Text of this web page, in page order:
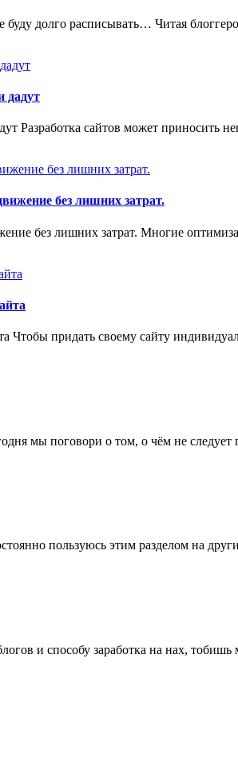
буду долго расписывать… Читая
дадут
Разработка сайтов может
без лишних затрат.
без лишних затрат. Многие
Чтобы придать своему сайту
мы поговори о том, о чём не
пользуюсь этим разделом на
и способу заработка на нах,